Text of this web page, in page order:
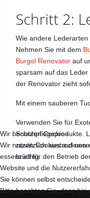
Schritt 2:
Wie andere Lederarten
Nehmen Sie mit dem
Burgol Renovator auf
sparsam auf das
der Renovator zieht
Mit einem sauberen
Verwenden Sie für
Schuhpflegeprodukte.
zusätzlich austrocknen
brüchig.
Wir benutzen Cookies
Wir nutzen Cookies auf
essenziell für den Betrieb
Website und die
Sie können selbst
Bitte beachten Sie, dass bei